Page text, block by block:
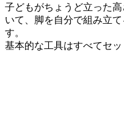
子どもがちょうど立った
いて、脚を自分で組み立
す。
基本的な工具はすべてセッ